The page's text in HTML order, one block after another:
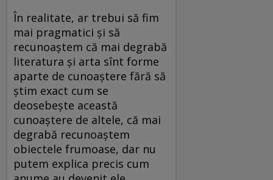
În realitate, ar trebui să fim
mai pragmatici și să
recunoaștem că mai degrabă
literatura și arta sînt forme
aparte de cunoaștere fără să
știm exact cum se
deosebește această
cunoaștere de altele, că mai
degrabă recunoaștem
obiectele frumoase, dar nu
putem explica precis cum